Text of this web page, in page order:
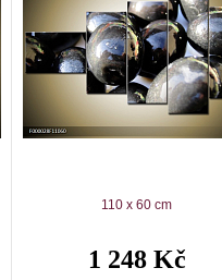
110 x 60 cm
1 248 Kč